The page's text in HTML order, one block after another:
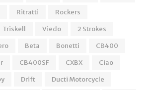
Ritratti
Rockers
Triskell Viedo
2 Strokes
Beta Bonetti
CB400
CB400SF CXBX
Ciao
Drift Ducti Motorcycle